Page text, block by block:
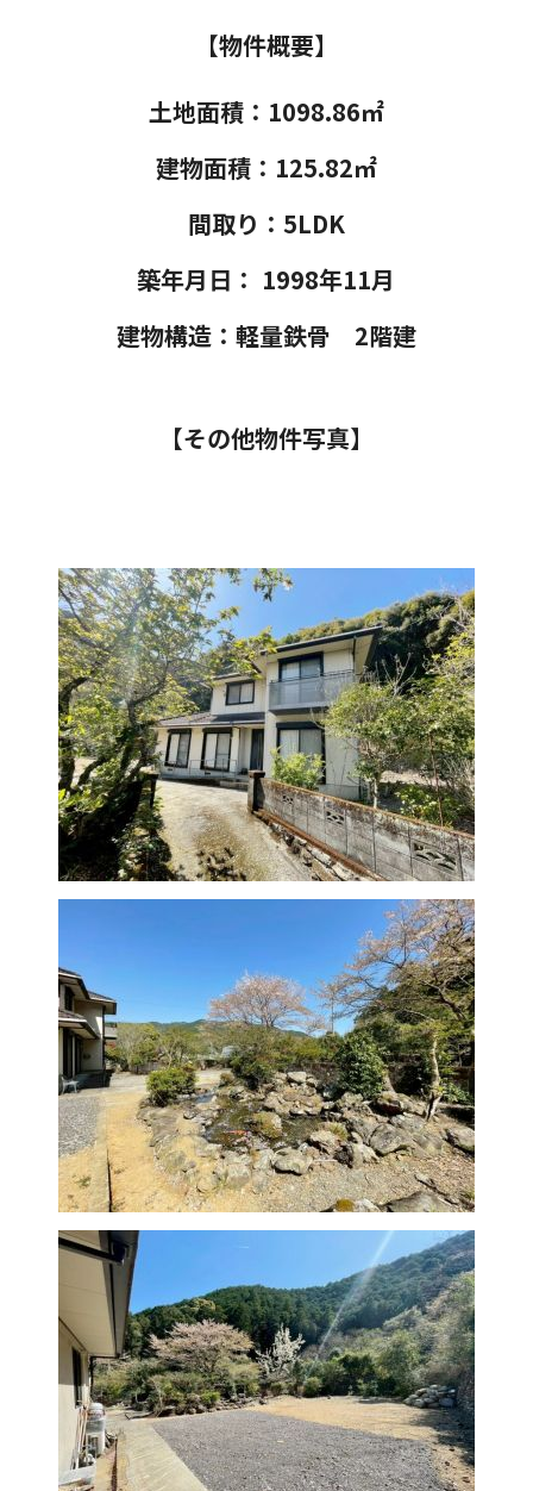
【物件概要】
土地面積：1098.86㎡
建物面積：125.82㎡
間取り：5LDK
築年月日： 1998年11月
建物構造：軽量鉄骨 2階建
【その他物件写真】